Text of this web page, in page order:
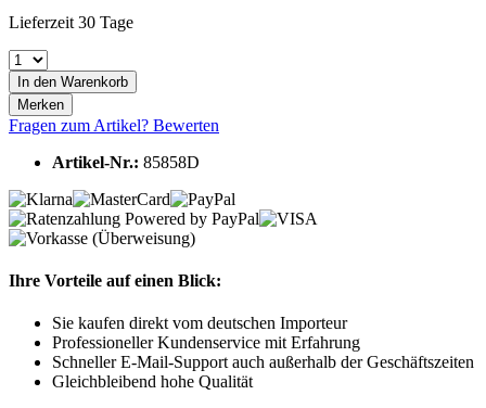
Lieferzeit 30 Tage
In den Warenkorb
Merken
Fragen zum Artikel? Bewerten
Artikel-Nr.: 85858D
Ihre Vorteile auf einen Blick:
Sie kaufen direkt vom deutschen Importeur
Professioneller Kundenservice mit Erfahrung
Schneller E-Mail-Support auch außerhalb der Geschäftszeiten
Gleichbleibend hohe Qualität